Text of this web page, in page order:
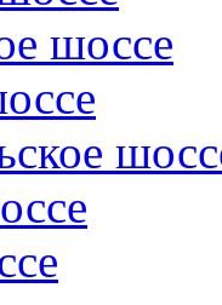
шоссе